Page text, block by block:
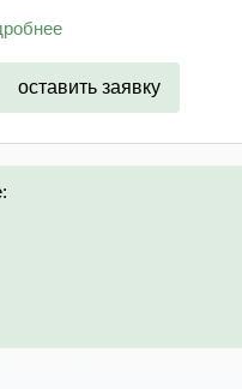
...
оставить заявку